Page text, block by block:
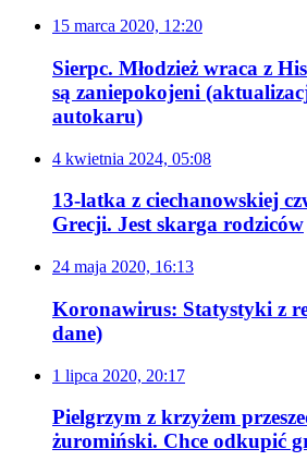
15 marca 2020, 12:20
Sierpc. Młodzież wraca z
są zaniepokojeni
autokaru)
4 kwietnia 2024, 05:08
13-latka z ciechanowskiej
Grecji. Jest skarga rodziców
24 maja 2020, 16:13
Koronawirus: Statystyki z
dane)
1 lipca 2020, 20:17
Pielgrzym z krzyżem
żuromiński. Chce odkupić